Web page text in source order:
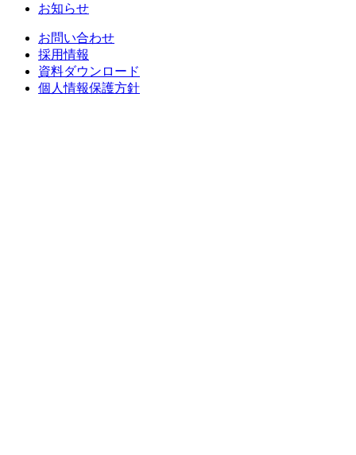
お知らせ
お問い合わせ
採用情報
資料ダウンロード
個人情報保護方針